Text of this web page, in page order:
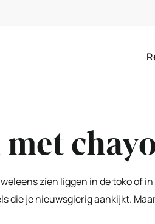
weleens zien liggen in de toko of
die je nieuwsgierig aankijkt.